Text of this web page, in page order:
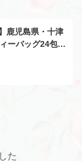
鹿児島県・十津
ーバッグ24包入
た